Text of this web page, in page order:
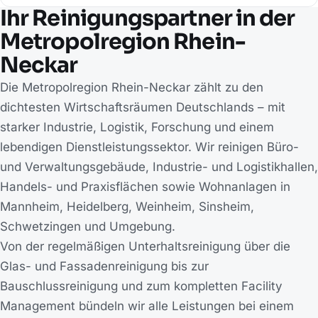
Ihr Reinigungspartner in der
Metropolregion Rhein-
Neckar
Die Metropolregion Rhein-Neckar zählt zu den
dichtesten Wirtschaftsräumen Deutschlands – mit
starker Industrie, Logistik, Forschung und einem
lebendigen Dienstleistungssektor. Wir reinigen Büro-
und Verwaltungsgebäude, Industrie- und Logistikhallen,
Handels- und Praxisflächen sowie Wohnanlagen in
Mannheim, Heidelberg, Weinheim, Sinsheim,
Schwetzingen und Umgebung.
Von der regelmäßigen Unterhaltsreinigung über die
Glas- und Fassadenreinigung bis zur
Bauschlussreinigung und zum kompletten Facility
Management bündeln wir alle Leistungen bei einem